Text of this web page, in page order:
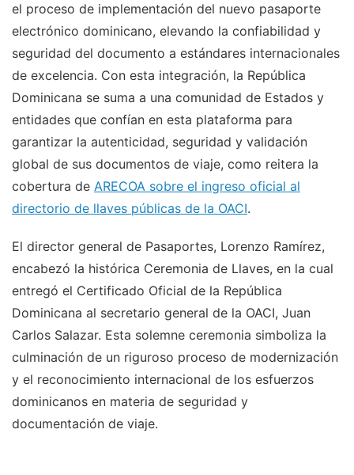
el proceso de implementación del nuevo pasaporte
electrónico dominicano, elevando la confiabilidad y
seguridad del documento a estándares internacionales
de excelencia. Con esta integración, la República
Dominicana se suma a una comunidad de Estados y
entidades que confían en esta plataforma para
garantizar la autenticidad, seguridad y validación
global de sus documentos de viaje, como reitera la
cobertura de ARECOA sobre el ingreso oficial al
directorio de llaves públicas de la OACI.
El director general de Pasaportes, Lorenzo Ramírez,
encabezó la histórica Ceremonia de Llaves, en la cual
entregó el Certificado Oficial de la República
Dominicana al secretario general de la OACI, Juan
Carlos Salazar. Esta solemne ceremonia simboliza la
culminación de un riguroso proceso de modernización
y el reconocimiento internacional de los esfuerzos
dominicanos en materia de seguridad y
documentación de viaje.